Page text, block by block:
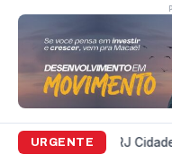
URGENTE
Variedades RJ